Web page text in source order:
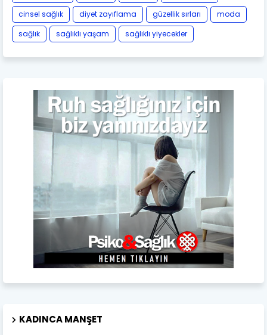
cinsel sağlık
diyet zayıflama güzellik sırları
moda
sağlık
sağlıklı yaşam sağlıklı yiyecekler
KADINCA MANŞET